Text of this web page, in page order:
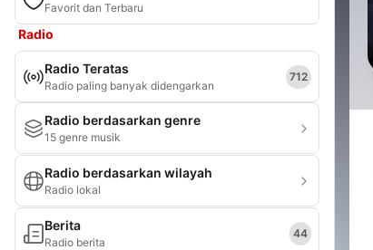
Favorit dan Terbaru
Radio
Radio Teratas
Radio paling banyak didengarkan
712
Radio berdasarkan genre
15 genre musik
Radio berdasarkan wilayah
Radio lokal
Berita
Radio berita
44